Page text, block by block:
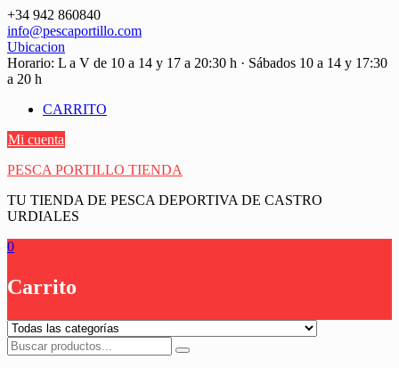
Saltar
contenido
+34 942 860840
info@pescaportillo.com
Ubicacion
Horario: L a V de 10 a 14 y 17 a 20:30 h · Sábados 10 a 14 y 17:30
a 20 h
CARRITO
Mi cuenta
PESCA PORTILLO TIENDA
TU TIENDA DE PESCA DEPORTIVA DE CASTRO
URDIALES
0
Carrito